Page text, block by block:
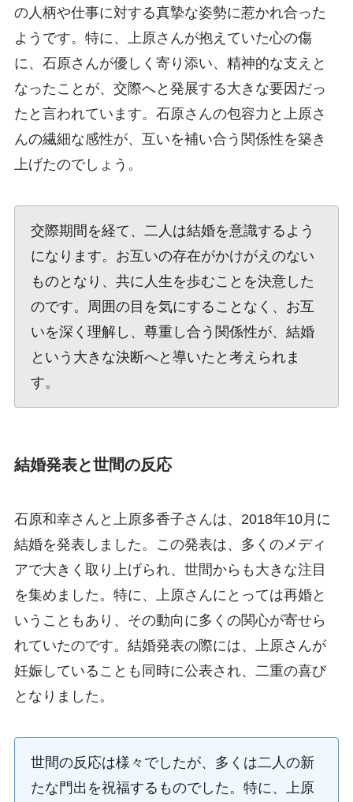
の人柄や仕事に対する真摯な姿勢に惹かれ合った
ようです。特に、上原さんが抱えていた心の傷
に、石原さんが優しく寄り添い、精神的な支えと
なったことが、交際へと発展する大きな要因だっ
たと言われています。石原さんの包容力と上原さ
んの繊細な感性が、互いを補い合う関係性を築き
上げたのでしょう。
交際期間を経て、二人は結婚を意識するよう
になります。お互いの存在がかけがえのない
ものとなり、共に人生を歩むことを決意した
のです。周囲の目を気にすることなく、お互
いを深く理解し、尊重し合う関係性が、結婚
という大きな決断へと導いたと考えられま
す。
結婚発表と世間の反応
石原和幸さんと上原多香子さんは、2018年10月に
結婚を発表しました。この発表は、多くのメディ
アで大きく取り上げられ、世間からも大きな注目
を集めました。特に、上原さんにとっては再婚と
いうこともあり、その動向に多くの関心が寄せら
れていたのです。結婚発表の際には、上原さんが
妊娠していることも同時に公表され、二重の喜び
となりました。
世間の反応は様々でしたが、多くは二人の新
たな門出を祝福するものでした。特に、上原